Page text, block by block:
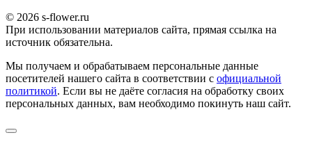
© 2026 s-flower.ru
При использовании материалов сайта, прямая ссылка на
источник обязательна.
Мы получаем и обрабатываем персональные данные
посетителей нашего сайта в соответствии с официальной
политикой. Если вы не даёте согласия на обработку своих
персональных данных, вам необходимо покинуть наш сайт.